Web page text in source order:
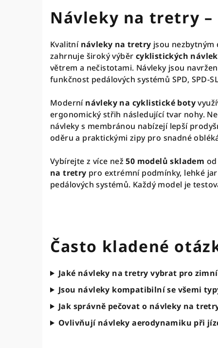
Návleky na tretry
Kvalitní návleky na tretry jsou nezbytným
zahrnuje široký výběr cyklistických
větrem a nečistotami. Návleky jsou
funkčnost pedálových systémů SPD, SPD-
Moderní návleky na cyklistické boty
ergonomický střih následující tvar nohy.
návleky s membránou nabízejí lepší
oděru a praktickými zipy pro snadné
Vybírejte z více než50 modelů skladem
na tretry pro extrémní podmínky, lehké
pedálových systémů. Každý model je
Často kladené
Jaké návleky na tretry vybrat pro
Jsou návleky kompatibilní se všemi
Jak správně pečovat o návleky na
Ovlivňují návleky aerodynamiku při